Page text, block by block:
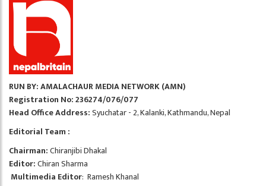
RUN BY: AMALACHAUR MEDIA NETWORK (AMN)
Registration No: 236274/076/077
Head Office Address:Syuchatar - 2, Kalanki, Kathmandu, Nepal
Editorial Team :
Chairman:Chiranjibi Dhakal
Editor:Chiran Sharma
Multimedia Editor: Ramesh Khanal